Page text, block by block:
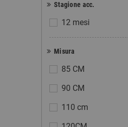
Stagione acc.
12 mesi
Misura
85 CM
90 CM
110 cm